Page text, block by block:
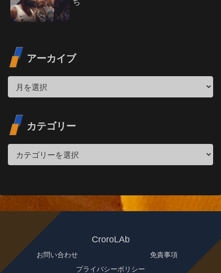
アーカイブ
カテゴリー
CroroLAb
お問い合わせ
免責事項
プライバシーポリシー